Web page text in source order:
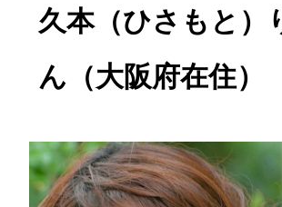
久本（ひさもと）
ん（大阪府在住）